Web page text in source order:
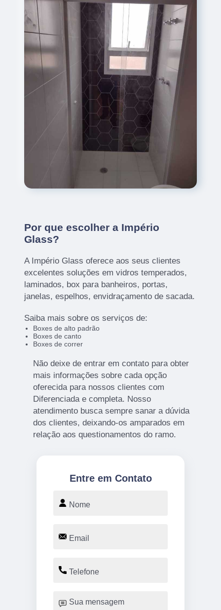
Por que escolher a Império
Glass?
A Império Glass oferece aos seus clientes
excelentes soluções em vidros temperados,
laminados, box para banheiros, portas,
janelas, espelhos, envidraçamento de sacada.
Saiba mais sobre os serviços de:
Boxes de alto padrão
Boxes de canto
Boxes de correr
Não deixe de entrar em contato para obter
mais informações sobre cada opção
oferecida para nossos clientes com
Diferenciada e completa. Nosso
atendimento busca sempre sanar a dúvida
dos clientes, deixando-os amparados em
relação aos questionamentos do ramo.
Entre em Contato